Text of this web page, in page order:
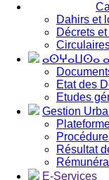
Dahirs et
Décrets
ⴰⵙⵖⴰⵡⵙⴰ
Etat des
Etudes
Gestion
Résultat
E-Services